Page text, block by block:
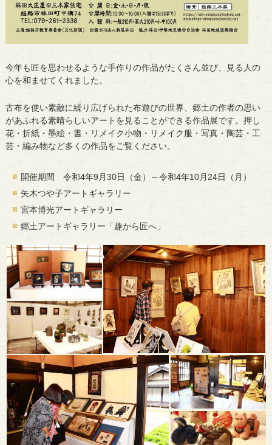
今年も匠を思わせるような手作りの作品がたくさん並び、見る人の
心を和ませてくれました。
古布を使い素敵に繰り広げられた布遊びの世界、 郷土の作者の思い
があふれる素晴らしいアートを見ることができる作品展です。押し
花・折紙・墨絵・書・リメイク小物・リメイク服・写真・陶芸・工
芸・編み物など多くの作品をご覧ください。
開催期間 令和4年9月30日（金）～令和4年10月24日（月）
矢木つや子アートギャラリー
宮本博光アートギャラリー
郷土アートギャラリー「趣から匠へ」